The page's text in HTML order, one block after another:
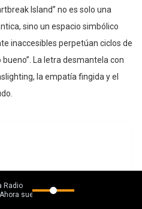
Island” no es solo una
sino un espacio simbólico
inaccesibles perpetúan ciclos de
La letra desmantela con
la empatía fingida y el
Radio
suena